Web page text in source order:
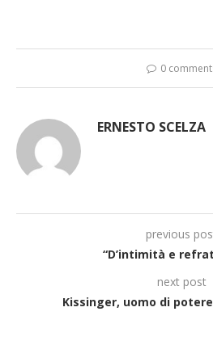
0
ERNESTO SCELZA
previous
“D’intimità e
next post
Kissinger, uomo di